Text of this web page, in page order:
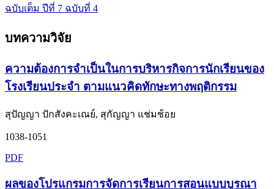
ฉบับเต็ม ปีที่ 7 ฉบับที่ 4
บทความวิจัย
ความต้องการจำเป็นในการบริหารกิจการนักเรียนของ
โรงเรียนประจำ ตามแนวคิดทักษะทางพฤติกรรม
สุปัญญา ปักสังคะเณย์, สุกัญญา แช่มช้อย
1038-1051
PDF
ผลของโปรแกรมการจัดการเรียนการสอนแบบบูรณา